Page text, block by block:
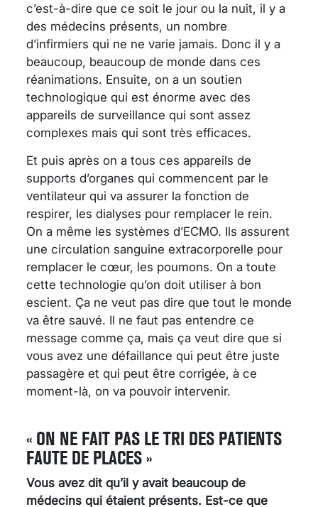
c’est-à-dire que ce soit le jour ou la nuit, il y a
des médecins présents, un nombre
d’infirmiers qui ne ne varie jamais. Donc il y a
beaucoup, beaucoup de monde dans ces
réanimations. Ensuite, on a un soutien
technologique qui est énorme avec des
appareils de surveillance qui sont assez
complexes mais qui sont très efficaces.
Et puis après on a tous ces appareils de
supports d’organes qui commencent par le
ventilateur qui va assurer la fonction de
respirer, les dialyses pour remplacer le rein.
On a même les systèmes d’ECMO. Ils assurent
une circulation sanguine extracorporelle pour
remplacer le cœur, les poumons. On a toute
cette technologie qu’on doit utiliser à bon
escient. Ça ne veut pas dire que tout le monde
va être sauvé. Il ne faut pas entendre ce
message comme ça, mais ça veut dire que si
vous avez une défaillance qui peut être juste
passagère et qui peut être corrigée, à ce
moment-là, on va pouvoir intervenir.
« ON NE FAIT PAS LE TRI DES PATIENTS
FAUTE DE PLACES »
Vous avez dit qu’il y avait beaucoup de
médecins qui étaient présents. Est-ce que